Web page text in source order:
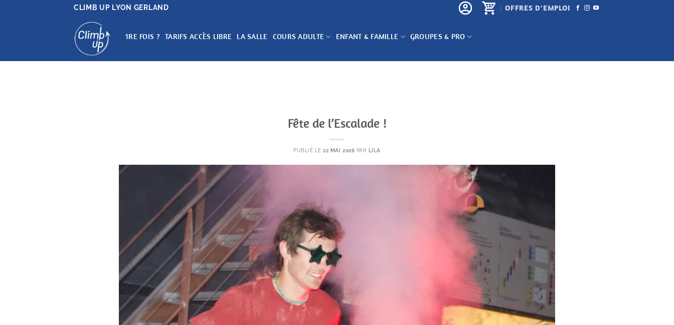
CLIMB UP LYON GERLAND OFFRES D'EMPLOI
1RE FOIS ? TARIFS ACCÈS LIBRE LA SALLE COURS ADULTE ENFANT & FAMILLE GROUPES & PRO
Fête de l’Escalade !
PUBLIÉ LE22 MAI 2026 PAR LILA